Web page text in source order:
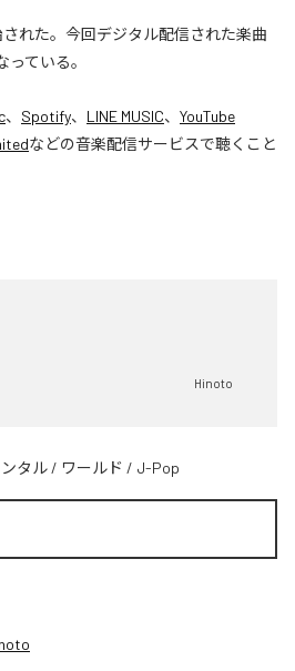
された。今回デジタル配信された楽曲
っている。
、 Spotify、 LINE MUSIC、 YouTube
などの音楽配信サービスで聴くこと
Hinoto
タル / ワールド / J-Pop